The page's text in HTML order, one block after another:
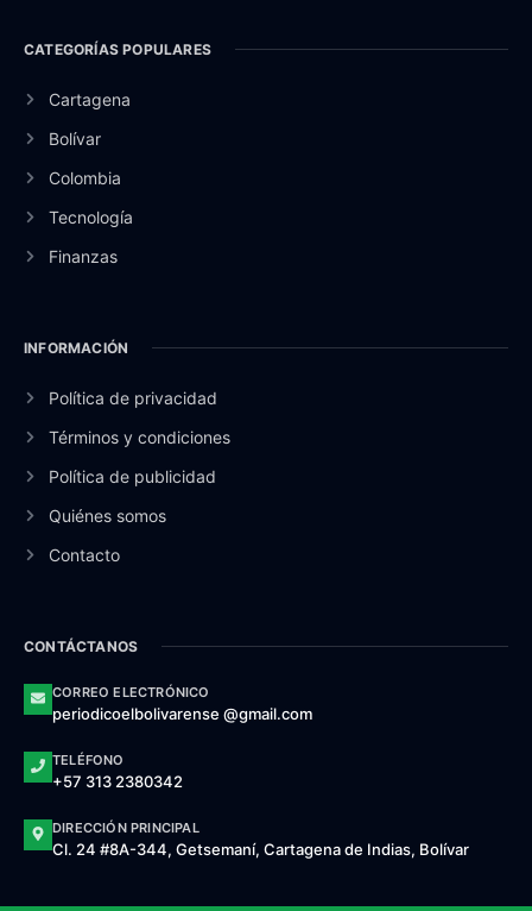
CATEGORÍAS POPULARES
Cartagena
Bolívar
Colombia
Tecnología
Finanzas
INFORMACIÓN
Política de privacidad
Términos y condiciones
Política de publicidad
Quiénes somos
Contacto
CONTÁCTANOS
CORREO ELECTRÓNICO
periodicoelbolivarense @gmail.com
TELÉFONO
+57 313 2380342
DIRECCIÓN PRINCIPAL
Cl. 24 #8A-344, Getsemaní, Cartagena de Indias, Bolívar